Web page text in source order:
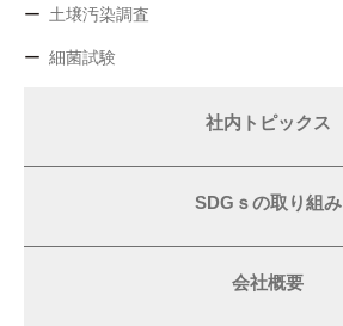
土壌汚染調査
細菌試験
社内トピックス
SDGｓの取り組み
会社概要